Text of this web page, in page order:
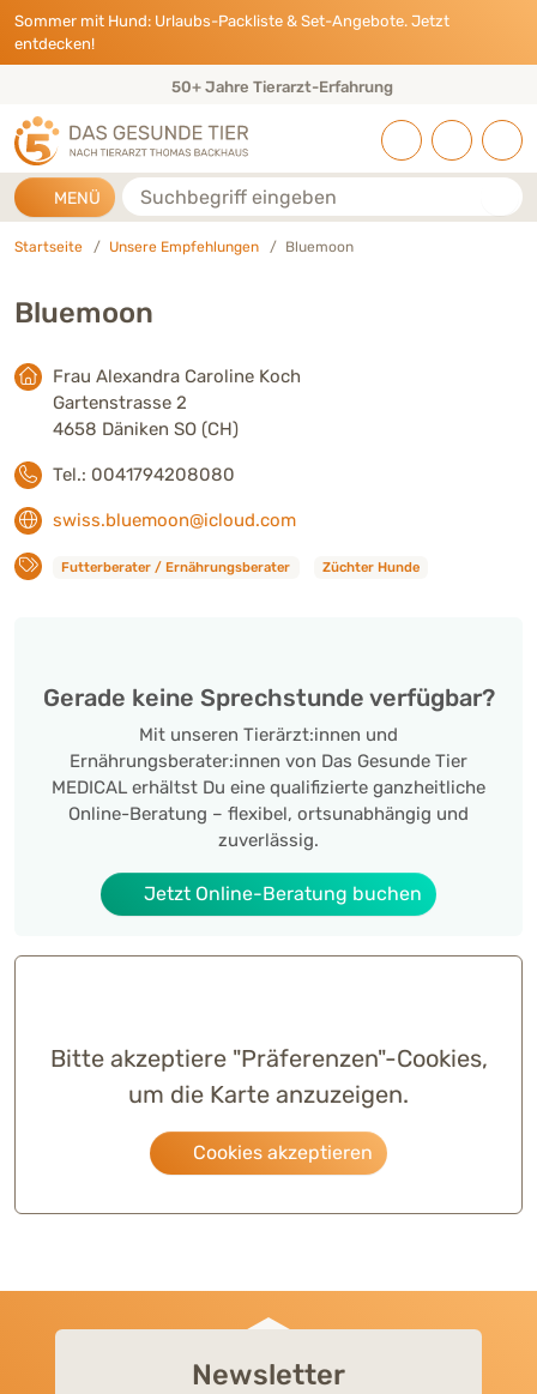
Direkt zu:
INHALT
HAUPTMENÜ
FOOTER
Sommer mit Hund: Urlaubs-Packliste & Set-Angebote. Jetzt
entdecken!
50+ Jahre Tierarzt-Erfahrung
MENÜ Suche
Startseite Unsere Empfehlungen Bluemoon
Bluemoon
Frau Alexandra Caroline Koch
Gartenstrasse 2
4658 Däniken SO (CH)
Tel.: 0041794208080
swiss.bluemoon@icloud.com
Futterberater / Ernährungsberater Züchter Hunde
Gerade keine Sprechstunde verfügbar?
Mit unseren Tierärzt:innen und
Ernährungsberater:innen von Das Gesunde Tier
MEDICAL erhältst Du eine qualifizierte ganzheitliche
Online-Beratung – flexibel, ortsunabhängig und
zuverlässig.
Jetzt Online-Beratung buchen
Bitte akzeptiere "Präferenzen"-Cookies,
um die Karte anzuzeigen.
Cookies akzeptieren
Newsletter